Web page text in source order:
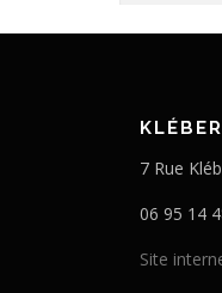
7 Rue
06 95 14
Site